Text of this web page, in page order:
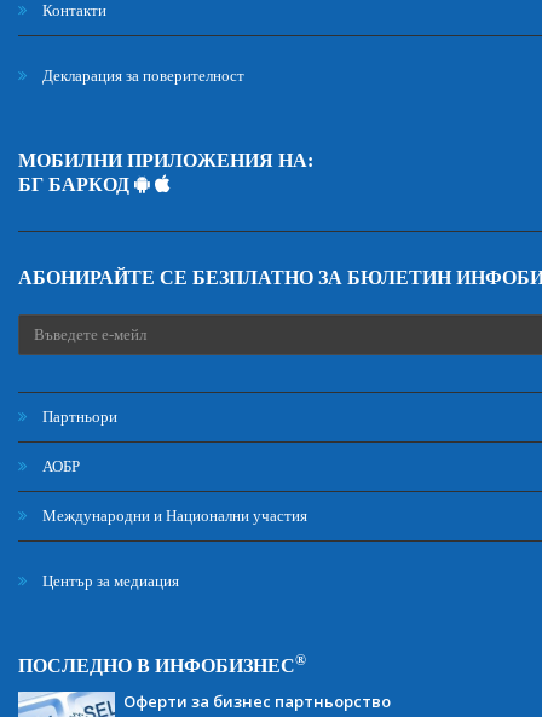
Контакти
Декларация за поверителност
МОБИЛНИ ПРИЛОЖЕНИЯ НА:
БГ БАРКОД
АБОНИРАЙТЕ СЕ БЕЗПЛАТНО ЗА БЮЛЕТИН
Партньори
АОБР
Международни и Национални участия
Център за медиация
ПОСЛЕДНО В ИНФОБИЗНЕС®
Оферти за бизнес партньорство